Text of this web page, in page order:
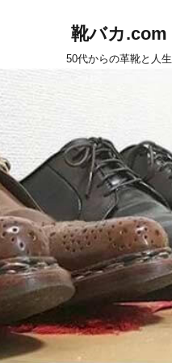
靴バカ.com
50代からの革靴と人生